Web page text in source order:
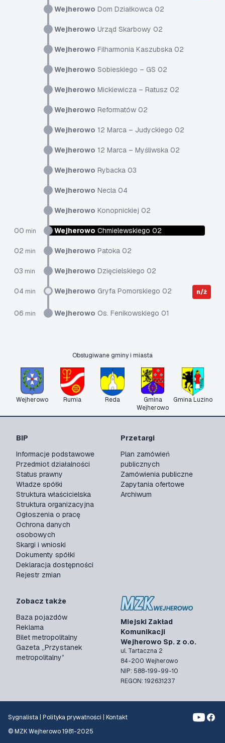
Wejherowo Dom Działkowca 02
Wejherowo Urząd Skarbowy 02
Wejherowo Filharmonia Kaszubska 02
Wejherowo Sobieskiego – GS 02
Wejherowo Mickiewicza – Ratusz 02
Wejherowo Reformatów 02
Wejherowo 12 Marca – Judyckiego 02
Wejherowo 12 Marca – Myśliwska 02
Wejherowo Rybacka 03
Wejherowo Necla 04
Wejherowo Konopnickiej 02
00 min Wejherowo Chmielewskiego 02
02 min Wejherowo Patoka 02
03 min Wejherowo Dzięcielskiego 02
04 min Wejherowo Gryfa Pomorskiego 02 n/ż
06 min Wejherowo Os. Fenikowskiego 01
Obsługiwane gminy i miasta
Wejherowo Rumia Reda
Gmina
Wejherowo
Gmina Luzino
Miejski Zakład
Komunikacji
Wejherowo Sp. z o.o.
ul. Tartaczna 2
84-200 Wejherowo
NIP: 588-199-99-10
REGON: 192631237
BIP
Informacje podstawowe
Przedmiot działalności
Status prawny
Władze spółki
Struktura właścicielska
Struktura organizacyjna
Ogłoszenia o pracę
Ochrona danych
osobowych
Skargi i wnioski
Dokumenty spółki
Deklaracja dostępności
Rejestr zmian
Przetargi
Plan zamówień
publicznych
Zamówienia publiczne
Zapytania ofertowe
Archiwum
Zobacz także
Baza pojazdów
Reklama
Bilet metropolitalny
Gazeta „Przystanek
metropolitalny”
Sygnalista Polityka prywatności
Kontakt
© MZK Wejherowo 1981-2025